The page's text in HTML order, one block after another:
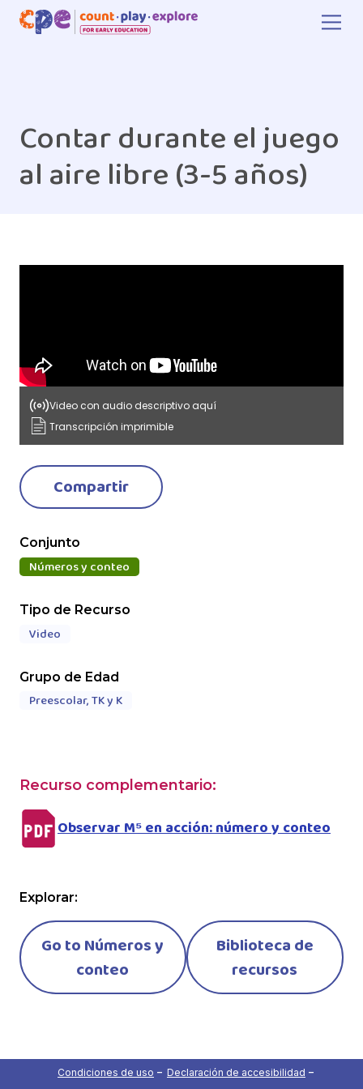
Skip to main content
Contar durante el juego
al aire libre (3-5 años)
Video con audio descriptivo aquí
Transcripción imprimible
Compartir
Conjunto
Números y conteo
Tipo de Recurso
Video
Grupo de Edad
Preescolar, TK y K
Recurso complementario:
Observar M⁵ en acción: número y conteo
Explorar:
Go to Números y
conteo
Biblioteca de
recursos
Condiciones de uso Declaración de accesibilidad